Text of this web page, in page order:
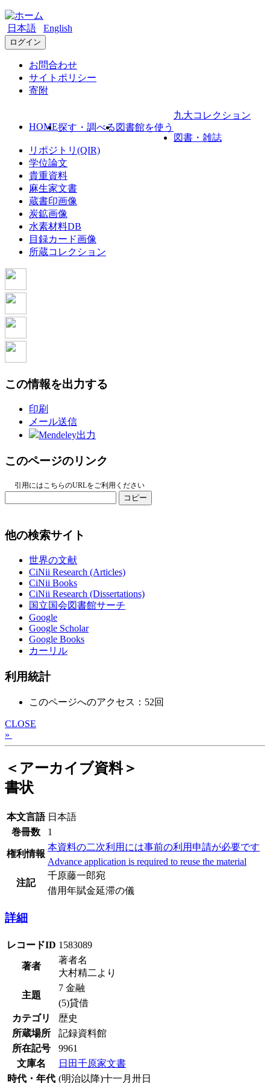
日本語 English
ログイン
お問合わせ
サイトポリシー
寄附
HOME探す・調べる 図書館を使う
九大コレクション
図書・雑誌
リポジトリ(QIR)
学位論文
貴重資料
麻生家文書
蔵書印画像
炭鉱画像
水素材料DB
目録カード画像
所蔵コレクション
この情報を出力する
印刷
メール送信
Mendeley出力
このページのリンク
引用にはこちらのURLをご利用ください
コピー
他の検索サイト
世界の文献
CiNii Research (Articles)
CiNii Books
CiNii Research (Dissertations)
国立国会図書館サーチ
Google
Google Scholar
Google Books
カーリル
利用統計
このページへのアクセス：52回
CLOSE
»
＜アーカイブ資料＞
書状
本文言語 日本語
巻冊数
1
権利情報
本資料の二次利用には事前の利用申請が必要です
Advance application is required to reuse the material
注記
千原藤一郎宛
借用年賦金延滞の儀
詳細
レコードID 1583089
著者
著者名
大村精二より
主題
7 金融
(5)貸借
カテゴリ
歴史
所蔵場所
記録資料館
所在記号
9961
文庫名
日田千原家文書
時代・年代 (明治以降)十一月卅日